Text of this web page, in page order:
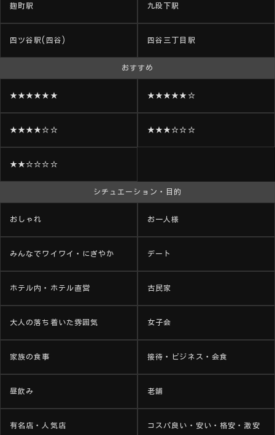
麹町駅 九段下駅
四ツ谷駅(四谷) 四谷三丁目駅
おすすめ
★★★★★★ ★★★★★☆
★★★★☆☆ ★★★☆☆☆
★★☆☆☆☆
シチュエーション・目的
おしゃれ お一人様
みんなでワイワイ・にぎやか デート
ホテル内・ホテル直営 古民家
大人の落ち着いた雰囲気 女子会
家族の食事 接待・ビジネス・会食
昼飲み 老舗
有名店・人気店 コスパ良い・安い・格安・激安